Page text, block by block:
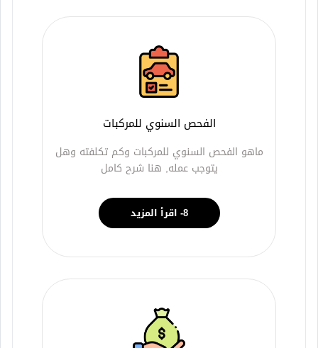
الفحص السنوي للمركبات
ماهو الفحص السنوي للمركبات وكم تكلفته وهل
يتوجب عمله, هنا شرح كامل
8- اقرأ المزيد